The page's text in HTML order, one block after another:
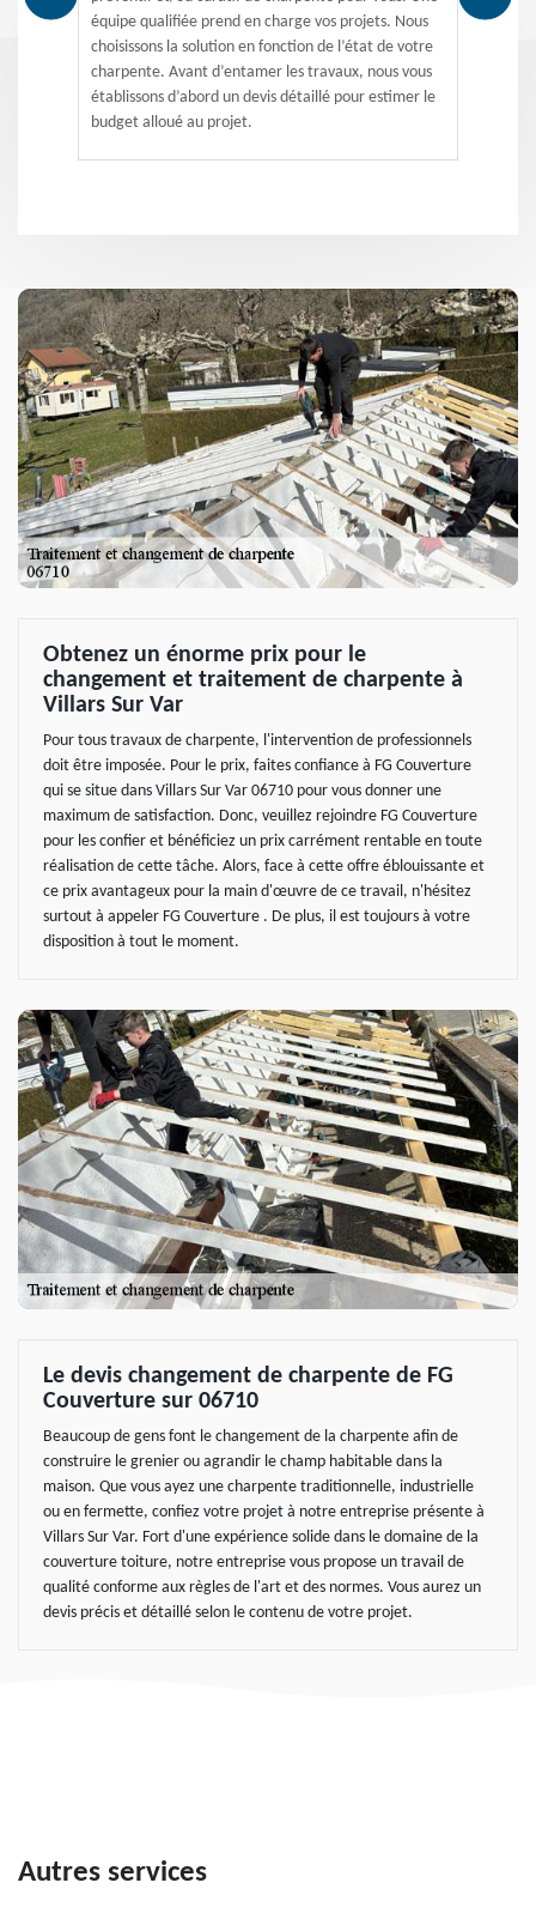
équipe qualifiée prend en charge vos projets. Nous
choisissons la solution en fonction de l’état de votre
charpente. Avant d’entamer les travaux, nous vous
établissons d’abord un devis détaillé pour estimer le
budget alloué au projet.
Obtenez un énorme prix pour le
changement et traitement de charpente à
Villars Sur Var
Pour tous travaux de charpente, l'intervention de professionnels
doit être imposée. Pour le prix, faites confiance à FG Couverture
qui se situe dans Villars Sur Var 06710 pour vous donner une
maximum de satisfaction. Donc, veuillez rejoindre FG Couverture
pour les confier et bénéficiez un prix carrément rentable en toute
réalisation de cette tâche. Alors, face à cette offre éblouissante et
ce prix avantageux pour la main d'œuvre de ce travail, n'hésitez
surtout à appeler FG Couverture . De plus, il est toujours à votre
disposition à tout le moment.
Le devis changement de charpente de FG
Couverture sur 06710
Beaucoup de gens font le changement de la charpente afin de
construire le grenier ou agrandir le champ habitable dans la
maison. Que vous ayez une charpente traditionnelle, industrielle
ou en fermette, confiez votre projet à notre entreprise présente à
Villars Sur Var. Fort d'une expérience solide dans le domaine de la
couverture toiture, notre entreprise vous propose un travail de
qualité conforme aux règles de l'art et des normes. Vous aurez un
devis précis et détaillé selon le contenu de votre projet.
Autres services